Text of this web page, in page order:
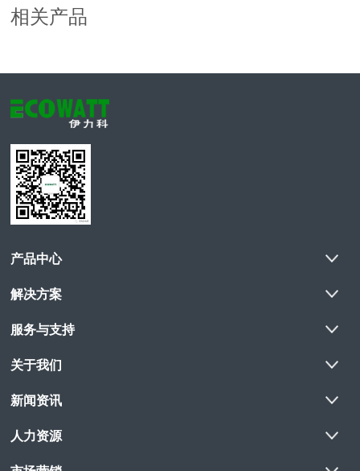
相关产品
产品中心
解决方案
服务与支持
关于我们
新闻资讯
人力资源